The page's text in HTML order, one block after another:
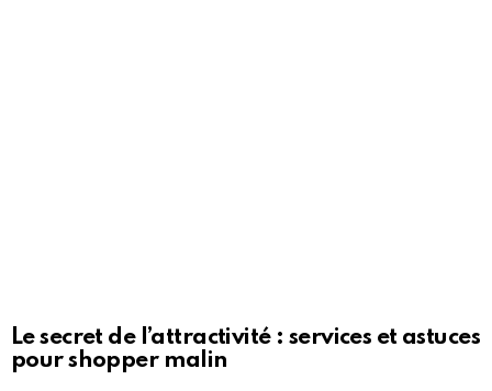
Le secret de l’attractivité : services et astuces
pour shopper malin